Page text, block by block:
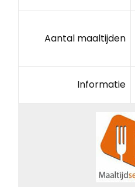
Aantal maaltijden
Informatie